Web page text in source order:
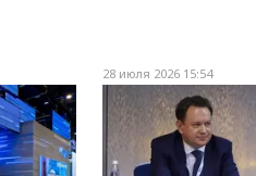
28 июля 2026 15:54